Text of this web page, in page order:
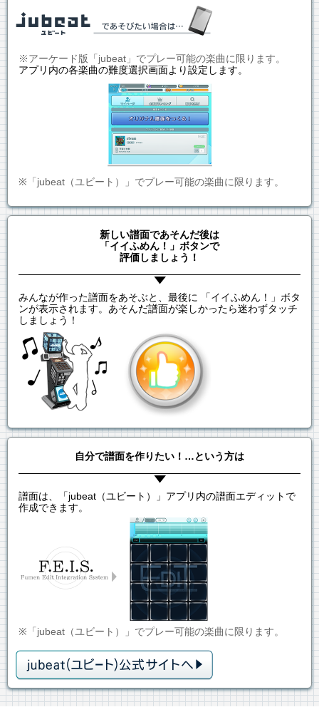
※アーケード版「jubeat」でプレー可能の楽曲に限ります。
アプリ内の各楽曲の難度選択画面より設定します。
※「jubeat（ユビート）」でプレー可能の楽曲に限ります。
新しい譜面であそんだ後は
「イイふめん！」ボタンで
評価しましょう！
みんなが作った譜面をあそぶと、最後に 「イイふめん！」ボタ
ンが表示されます。あそんだ譜面が楽しかったら迷わずタッチ
しましょう！
自分で譜面を作りたい！…という方は
譜面は、「jubeat（ユビート）」アプリ内の譜面エディットで
作成できます。
※「jubeat（ユビート）」でプレー可能の楽曲に限ります。